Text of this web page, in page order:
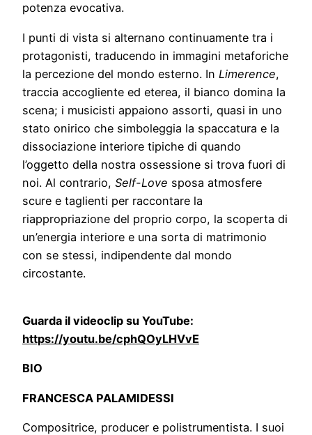
potenza evocativa.
I punti di vista si alternano continuamente tra i
protagonisti, traducendo in immagini metaforiche
la percezione del mondo esterno. In Limerence,
traccia accogliente ed eterea, il bianco domina la
scena; i musicisti appaiono assorti, quasi in uno
stato onirico che simboleggia la spaccatura e la
dissociazione interiore tipiche di quando
l’oggetto della nostra ossessione si trova fuori di
noi. Al contrario, Self-Love sposa atmosfere
scure e taglienti per raccontare la
riappropriazione del proprio corpo, la scoperta di
un’energia interiore e una sorta di matrimonio
con se stessi, indipendente dal mondo
circostante.
Guarda il videoclip su YouTube:
https://youtu.be/cphQOyLHVvE
BIO
FRANCESCA PALAMIDESSI
Compositrice, producer e polistrumentista. I suoi